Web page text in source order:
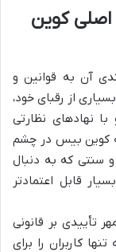
اصلی کوین
آن به قوانین و
از رقبای خود،
نهادهای نظارتی
کوین بیس در چشم
و سنتی که به دنبال
قابل اعتمادتر
تأییدی بر قانونی
کاربران را برای